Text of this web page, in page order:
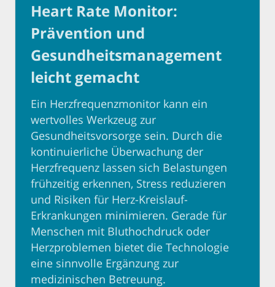
Heart Rate Monitor:
Prävention und
Gesundheitsmanagement
leicht gemacht
Ein Herzfrequenzmonitor kann ein
wertvolles Werkzeug zur
Gesundheitsvorsorge sein. Durch die
kontinuierliche Überwachung der
Herzfrequenz lassen sich Belastungen
frühzeitig erkennen, Stress reduzieren
und Risiken für Herz-Kreislauf-
Erkrankungen minimieren. Gerade für
Menschen mit Bluthochdruck oder
Herzproblemen bietet die Technologie
eine sinnvolle Ergänzung zur
medizinischen Betreuung.